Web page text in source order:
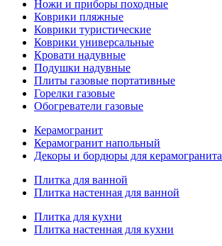
Ножи и приборы походные
Коврики пляжные
Коврики туристические
Коврики универсальные
Кровати надувные
Подушки надувные
Плиты газовые портативные
Горелки газовые
Обогреватели газовые
Керамогранит
Керамогранит напольный
Декоры и бордюры для керамогранита
Плитка для ванной
Плитка настенная для ванной
Плитка для кухни
Плитка настенная для кухни